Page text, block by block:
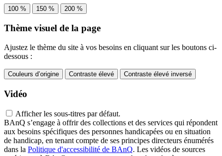
100 % 150 % 200 %
Thème visuel de la page
Ajustez le thème du site à vos besoins en cliquant sur les boutons ci-
dessous :
Couleurs d’origine Contraste élevé Contraste élevé inversé
Vidéo
Afficher les sous-titres par défaut.
BAnQ s’engage à offrir des collections et des services qui répondent
aux besoins spécifiques des personnes handicapées ou en situation
de handicap, en tenant compte de ses principes directeurs énumérés
dans la Politique d'accessibilité de BAnQ. Les vidéos de sources